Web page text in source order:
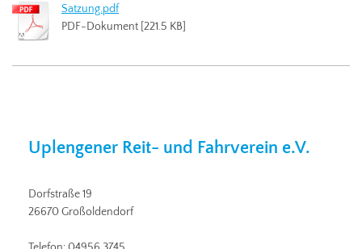
Satzung.pdf
PDF-Dokument [221.5 KB]
Uplengener Reit- und Fahrverein e.V.
Dorfstraße 19
26670 Großoldendorf